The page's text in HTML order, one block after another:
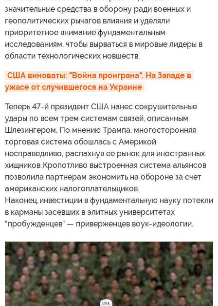
значительные средства в оборону ради военных и
геополитических рычагов влияния и уделяли
приоритетное внимание фундаментальным
исследованиям, чтобы вырваться в мировые лидеры в
области технологических новшеств.
США виноваты: "Война проиграна". На Западе в
ужасе от случившегося на Украине
Теперь 47-й президент США нанес сокрушительные
удары по всем трем системам связей, описанным
Шлезингером. По мнению Трампа, многосторонняя
торговая система обошлась с Америкой
несправедливо, распахнув ее рынок для иностранных
хищников. Кропотливо выстроенная система альянсов
позволила партнерам экономить на обороне за счет
американских налогоплательщиков.
Наконец, инвестиции в фундаментальную науку потекли
в карманы засевших в элитных университетах
“пробужденцев” — приверженцев воук-идеологии.